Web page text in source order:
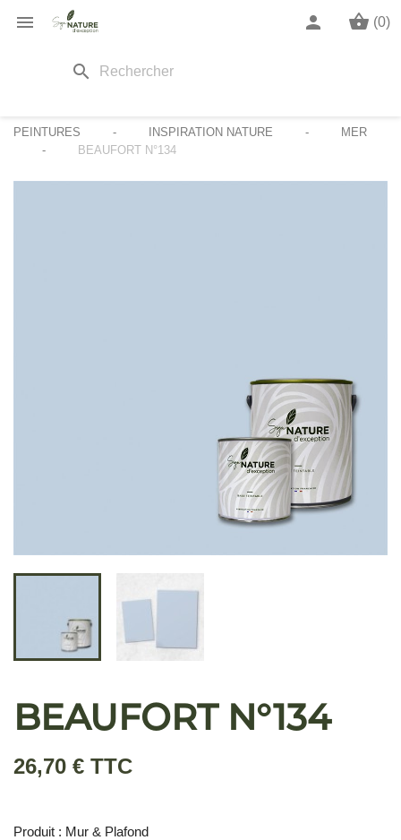
 shopping_basket (0)
person
search
PEINTURES INSPIRATION NATURE
MER
BEAUFORT N°134
BEAUFORT N°134
26,70 € TTC
Produit : Mur & Plafond